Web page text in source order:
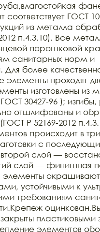
ГОСТ
из металла
п.4.3.10). Все
порошковой
санитарных норм и
Для более
проходят
изготовлены из
30427-96 );
отшлифованы и
Р 52169-2012
происходит в
с
слой —
слой — финишная
устойчивыми к
требованиям
элементов